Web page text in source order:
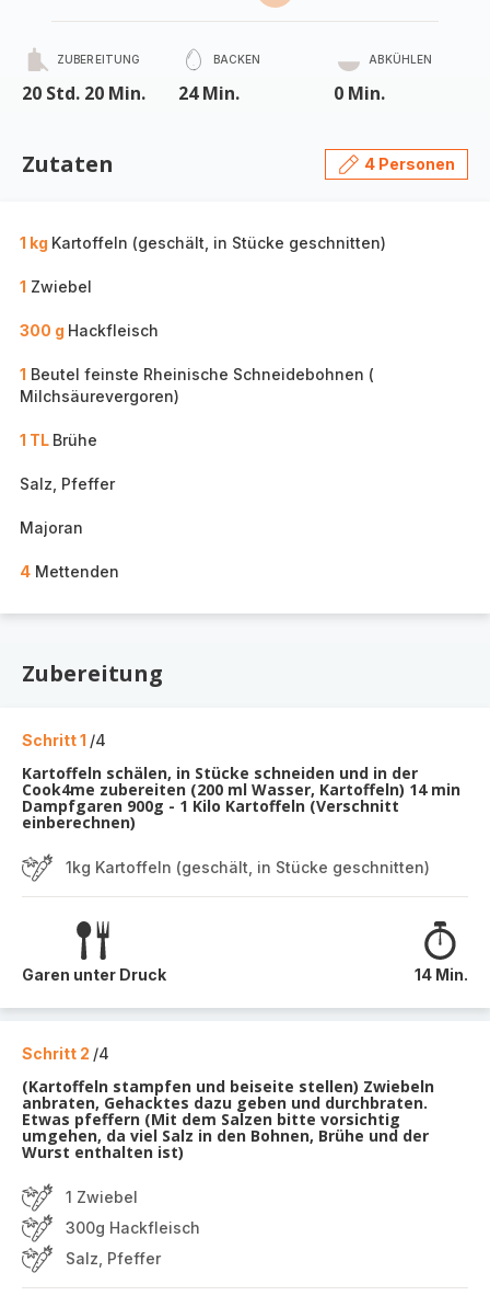
ZUBEREITUNG
20 Std. 20 Min.
BACKEN
24 Min.
ABKÜHLEN
0 Min.
Zutaten 4 Personen
1 kg Kartoffeln (geschält, in Stücke geschnitten)
1 Zwiebel
300 g Hackfleisch
1 Beutel feinste Rheinische Schneidebohnen (
Milchsäurevergoren)
1 TL Brühe
Salz, Pfeffer
Majoran
4 Mettenden
Zubereitung
Schritt 1 /4
Kartoffeln schälen, in Stücke schneiden und in der
Cook4me zubereiten (200 ml Wasser, Kartoffeln) 14 min
Dampfgaren 900g - 1 Kilo Kartoffeln (Verschnitt
einberechnen)
1kg Kartoffeln (geschält, in Stücke geschnitten)
Garen unter Druck 14 Min.
Schritt 2 /4
(Kartoffeln stampfen und beiseite stellen) Zwiebeln
anbraten, Gehacktes dazu geben und durchbraten.
Etwas pfeffern (Mit dem Salzen bitte vorsichtig
umgehen, da viel Salz in den Bohnen, Brühe und der
Wurst enthalten ist)
1 Zwiebel
300g Hackfleisch
Salz, Pfeffer